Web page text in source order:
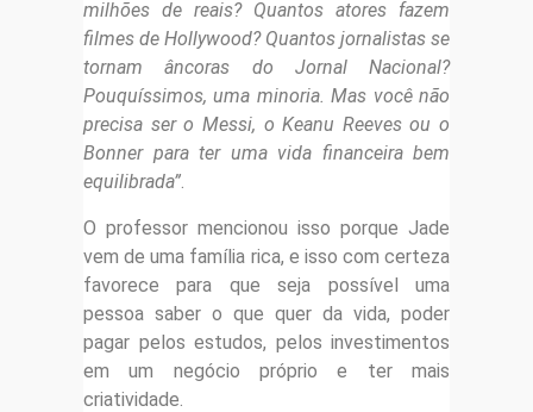
milhões de reais? Quantos atores fazem
filmes de Hollywood? Quantos jornalistas se
tornam âncoras do Jornal Nacional?
Pouquíssimos, uma minoria. Mas você não
precisa ser o Messi, o Keanu Reeves ou o
Bonner para ter uma vida financeira bem
equilibrada”.
O professor mencionou isso porque Jade
vem de uma família rica, e isso com certeza
favorece para que seja possível uma
pessoa saber o que quer da vida, poder
pagar pelos estudos, pelos investimentos
em um negócio próprio e ter mais
criatividade.